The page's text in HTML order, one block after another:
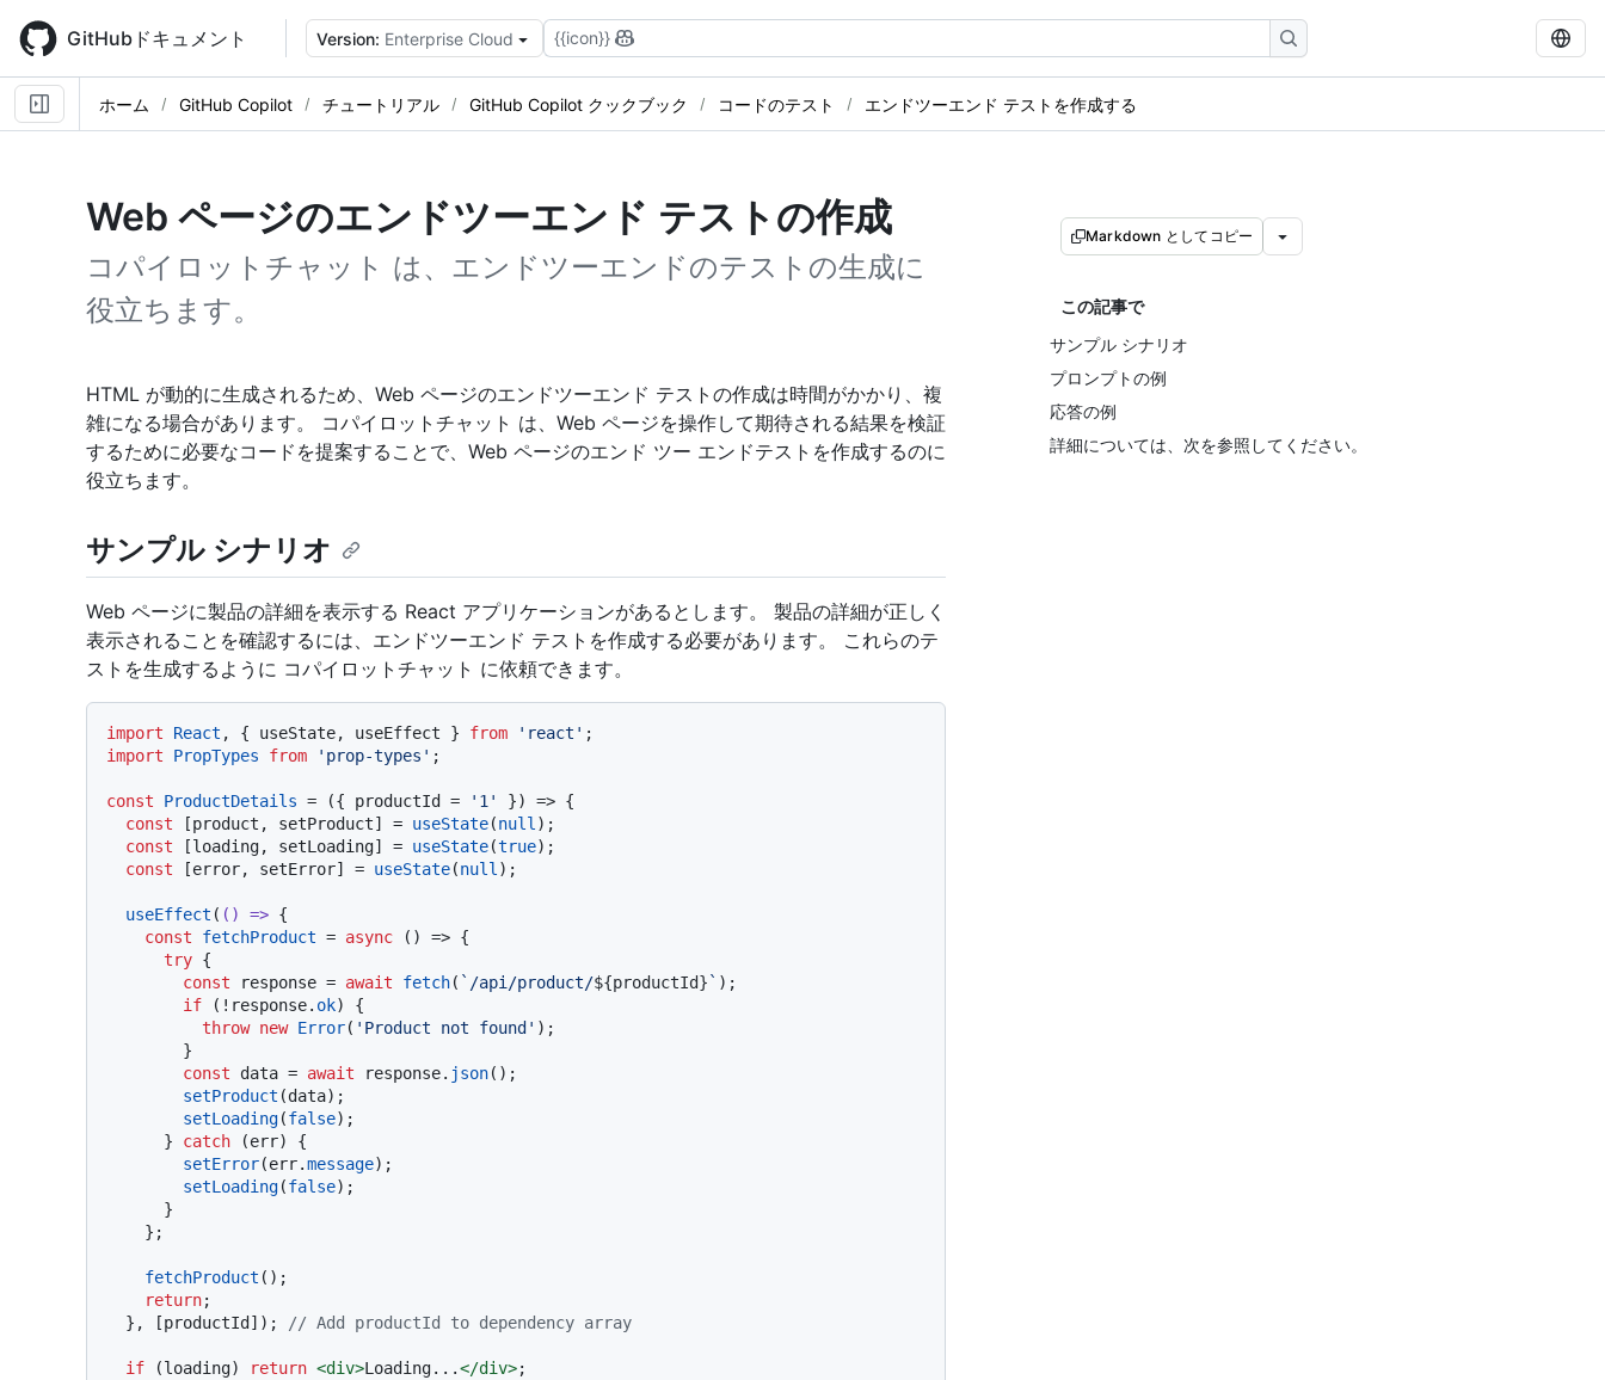
main
content
GitHubドキュメント Version: Enterprise Cloud {{icon}}
ホーム GitHub Copilot チュートリアル GitHub Copilot クックブック コードのテスト エンドツーエンド テストを作成する
Web ページのエンドツーエンド テストの作成
コパイロットチャット は、エンドツーエンドのテストの生成に
役立ちます。
Markdown としてコピー
この記事で
サンプル シナリオ
プロンプトの例
応答の例
詳細については、次を参照してください。
HTML が動的に生成されるため、Web ページのエンドツーエンド テストの作成は時間がかかり、複
雑になる場合があります。 コパイロットチャット は、Web ページを操作して期待される結果を検証
するために必要なコードを提案することで、Web ページのエンド ツー エンドテストを作成するのに
役立ちます。
サンプル シナリオ
Web ページに製品の詳細を表示する React アプリケーションがあるとします。 製品の詳細が正しく
表示されることを確認するには、エンドツーエンド テストを作成する必要があります。 これらのテ
ストを生成するように コパイロットチャット に依頼できます。
import React , { useState, useEffect } from 'react'
import
PropTypes from 'prop-types' ;
const ProductDetails = ({ productId = '1' }) => {
const [product, setProduct] = useState(null );
const [loading, setLoading] = useState(true);
const [error, setError] = useState(null );
useEffect ( () => {
const
fetchProduct = async ( ) => {
try {
const response = await fetch( `/api/product/${productId} ` );
if (!response. ok) {
throw new Error( 'Product not found' );
const data = await response. json();
setProduct (data);
setLoading(false);
      }
catch (err) {
setError(err.message);
setLoading(false);
fetchProduct ();
return;
  }, [productId]);
// Add productId to dependency array
if (loading) return <div>Loading...</div>;